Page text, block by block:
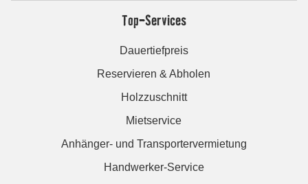
Top-Services
Dauertiefpreis
Reservieren & Abholen
Holzzuschnitt
Mietservice
Anhänger- und Transportervermietung
Handwerker-Service